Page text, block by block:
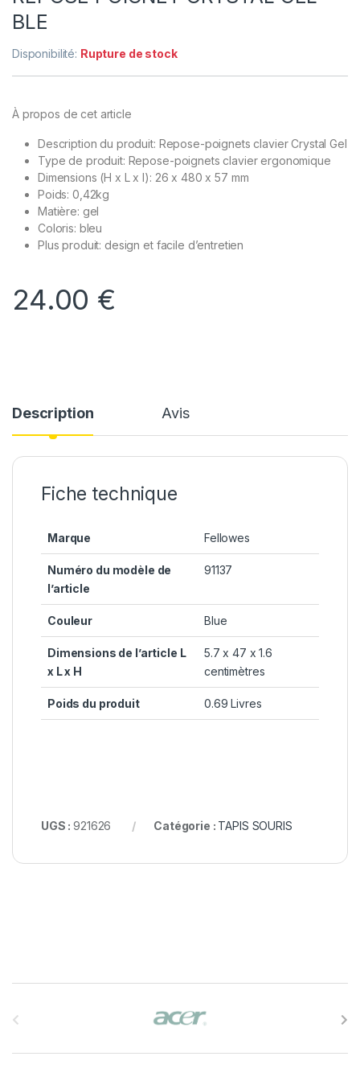
BLE
Disponibilité: Rupture de stock
À propos de cet article
Description du produit: Repose-poignets clavier Crystal Gel
Type de produit: Repose-poignets clavier ergonomique
Dimensions (H x L x l): 26 x 480 x 57 mm
Poids: 0,42kg
Matière: gel
Coloris: bleu
Plus produit: design et facile d’entretien
24.00 €
Description Avis
Fiche technique
Marque Fellowes
Numéro du modèle de
l’article
91137
Couleur Blue
Dimensions de l’article L
x L x H
5.7 x 47 x 1.6
centimètres
Poids du produit 0.69 Livres
UGS :921626 Catégorie : TAPIS SOURIS